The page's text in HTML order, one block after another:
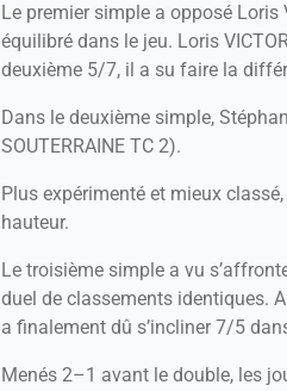
Le premier simple a opposé Loris
équilibré dans le jeu. Loris
deuxième 5/7, il a su faire la
Dans le deuxième simple,
SOUTERRAINE TC 2).
Plus expérimenté et mieux
hauteur.
Le troisième simple a vu
duel de classements identiques.
a finalement dû s’incliner 7/5
Menés 2–1 avant le double, les